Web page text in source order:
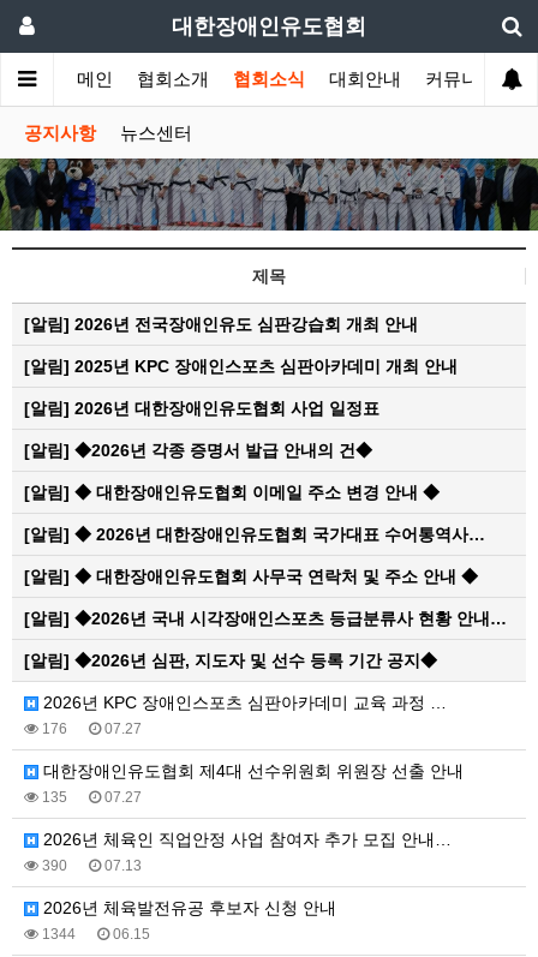
대한장애인유도협회
메인 협회소개 협회소식 대회안내 커뮤니티
공지사항 뉴스센터
제목
[알림] 2026년 전국장애인유도 심판강습회 개최 안내
[알림] 2025년 KPC 장애인스포츠 심판아카데미 개최 안내
[알림] 2026년 대한장애인유도협회 사업 일정표
[알림] ◆2026년 각종 증명서 발급 안내의 건◆
[알림] ◆ 대한장애인유도협회 이메일 주소 변경 안내 ◆
[알림] ◆ 2026년 대한장애인유도협회 국가대표 수어통역사…
[알림] ◆ 대한장애인유도협회 사무국 연락처 및 주소 안내 ◆
[알림] ◆2026년 국내 시각장애인스포츠 등급분류사 현황 안내…
[알림] ◆2026년 심판, 지도자 및 선수 등록 기간 공지◆
2026년 KPC 장애인스포츠 심판아카데미 교육 과정 …
176 07.27
대한장애인유도협회 제4대 선수위원회 위원장 선출 안내
135 07.27
2026년 체육인 직업안정 사업 참여자 추가 모집 안내…
390 07.13
2026년 체육발전유공 후보자 신청 안내
1344 06.15